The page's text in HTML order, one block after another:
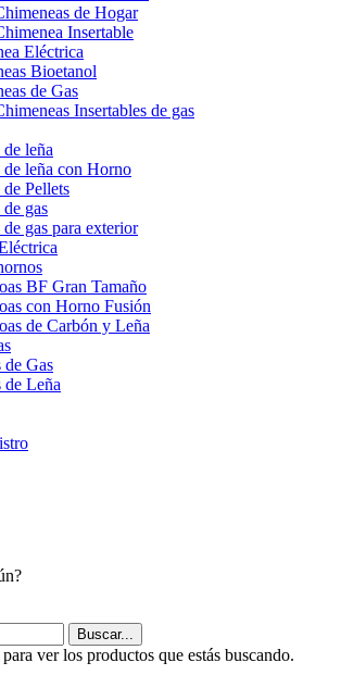
de Hogar
Insertable
Eléctrica
Bioetanol
de Gas
Insertables de gas
leña
de leña con Horno
de Pellets
gas
de gas para exterior
BF Gran Tamaño
con Horno Fusión
de Carbón y Leña
Gas
de Leña
Buscar...
ver los productos que estás buscando.